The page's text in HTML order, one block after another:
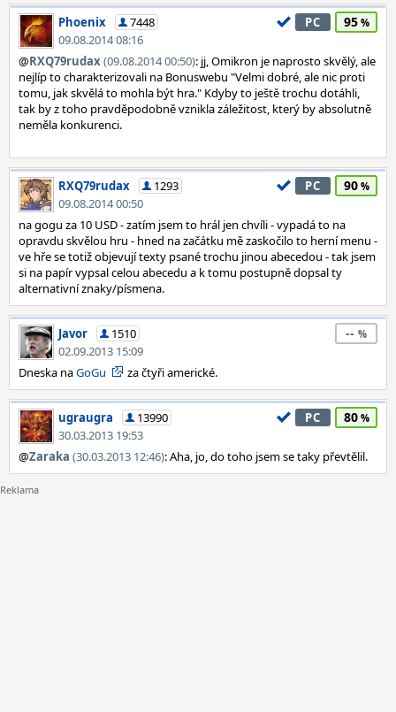
Phoenix
7448
09.08.2014 08:16
PC 95
@RXQ79rudax(09.08.2014 00:50): jj, Omikron je naprosto skvělý, ale
nejlíp to charakterizovali na Bonuswebu "Velmi dobré, ale nic proti
tomu, jak skvělá to mohla být hra." Kdyby to ještě trochu dotáhli,
tak by z toho pravděpodobně vznikla záležitost, který by absolutně
neměla konkurenci.
RXQ79rudax
1293
09.08.2014 00:50
PC 90
na gogu za 10 USD - zatím jsem to hrál jen chvíli - vypadá to na
opravdu skvělou hru - hned na začátku mě zaskočilo to herní menu -
ve hře se totiž objevují texty psané trochu jinou abecedou - tak jsem
si na papír vypsal celou abecedu a k tomu postupně dopsal ty
alternativní znaky/písmena.
Javor
1510
02.09.2013 15:09
--
Dneska naGoGu za čtyři americké.
ugraugra
13990
30.03.2013 19:53
PC 80
@Zaraka (30.03.2013 12:46): Aha, jo, do toho jsem se taky převtělil.